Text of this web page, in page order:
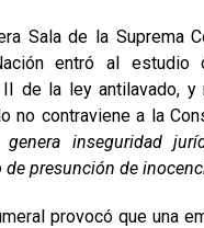
Sala de la Suprema
entró al estudio
II de la ley antilavado,
no contraviene a la
genera inseguridad
presunción de
provocó que una